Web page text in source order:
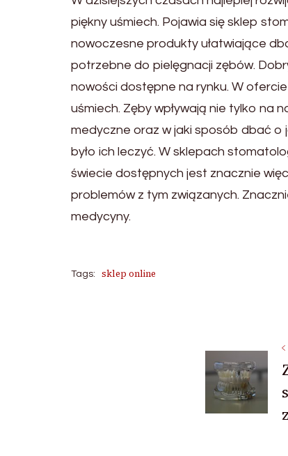
piękny uśmiech. Pojawia się sklep
nowoczesne produkty ułatwiające
potrzebne do pielęgnacji zębów.
nowości dostępne na rynku. W
uśmiech. Zęby wpływają nie tylko na
medyczne oraz w jaki sposób dbać o
było ich leczyć. W sklepach
świecie dostępnych jest znacznie
problemów z tym związanych.
medycyny.
Tags: sklep online